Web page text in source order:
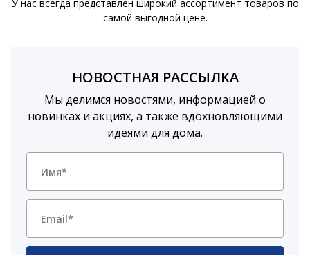
У нас всегда представлен широкий ассортимент товаров по
самой выгодной цене.
НОВОСТНАЯ РАССЫЛКА
Мы делимся новостями, информацией о
новинках и акциях, а также вдохновляющими
идеями для дома.